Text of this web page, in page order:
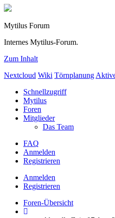
Mytilus Forum
Internes Mytilus-Forum.
Zum Inhalt
Nextcloud Wiki Törnplanung
Schnellzugriff
Mytilus
Foren
Mitglieder
Das Team
FAQ
Anmelden
Registrieren
Anmelden
Registrieren
Foren-Übersicht